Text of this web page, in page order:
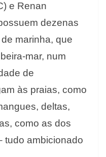
e Renan
dezenas
marinha, que
mar, num
de
às praias, como
deltas,
como as dos
tudo ambicionado